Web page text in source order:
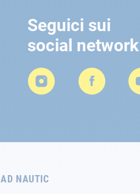
Seguici sui
social network
AD NAUTIC